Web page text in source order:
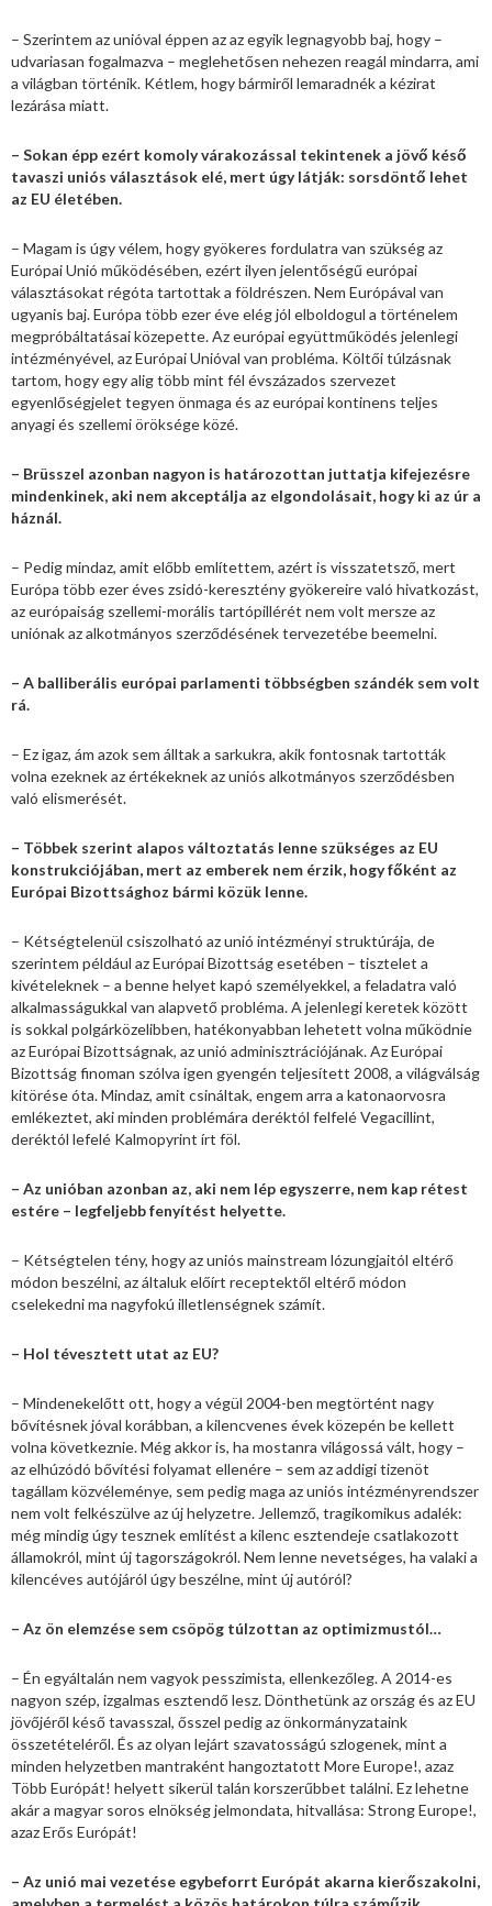
– Szerintem az unióval éppen az az egyik legnagyobb baj, hogy –
udvariasan fogalmazva – meglehetősen nehezen reagál mindarra, ami
a világban történik. Kétlem, hogy bármiről lemaradnék a kézirat
lezárása miatt.
– Sokan épp ezért komoly várakozással tekintenek a jövő késő
tavaszi uniós választások elé, mert úgy látják: sorsdöntő lehet
az EU életében.
– Magam is úgy vélem, hogy gyökeres fordulatra van szükség az
Európai Unió működésében, ezért ilyen jelentőségű európai
választásokat régóta tartottak a földrészen. Nem Európával van
ugyanis baj. Európa több ezer éve elég jól elboldogul a történelem
megpróbáltatásai közepette. Az európai együttműködés jelenlegi
intézményével, az Európai Unióval van probléma. Költői túlzásnak
tartom, hogy egy alig több mint fél évszázados szervezet
egyenlőségjelet tegyen önmaga és az európai kontinens teljes
anyagi és szellemi öröksége közé.
– Brüsszel azonban nagyon is határozottan juttatja kifejezésre
mindenkinek, aki nem akceptálja az elgondolásait, hogy ki az úr a
háznál.
– Pedig mindaz, amit előbb említettem, azért is visszatetsző, mert
Európa több ezer éves zsidó-keresztény gyökereire való hivatkozást,
az európaiság szellemi-morális tartópillérét nem volt mersze az
uniónak az alkotmányos szerződésének tervezetébe beemelni.
– A balliberális európai parlamenti többségben szándék sem volt
rá.
– Ez igaz, ám azok sem álltak a sarkukra, akik fontosnak tartották
volna ezeknek az értékeknek az uniós alkotmányos szerződésben
való elismerését.
– Többek szerint alapos változtatás lenne szükséges az EU
konstrukciójában, mert az emberek nem érzik, hogy főként az
Európai Bizottsághoz bármi közük lenne.
– Kétségtelenül csiszolható az unió intézményi struktúrája, de
szerintem például az Európai Bizottság esetében – tisztelet a
kivételeknek – a benne helyet kapó személyekkel, a feladatra való
alkalmasságukkal van alapvető probléma. A jelenlegi keretek között
is sokkal polgárközelibben, hatékonyabban lehetett volna működnie
az Európai Bizottságnak, az unió adminisztrációjának. Az Európai
Bizottság finoman szólva igen gyengén teljesített 2008, a világválság
kitörése óta. Mindaz, amit csináltak, engem arra a katonaorvosra
emlékeztet, aki minden problémára deréktól felfelé Vegacillint,
deréktól lefelé Kalmopyrint írt föl.
– Az unióban azonban az, aki nem lép egyszerre, nem kap rétest
estére – legfeljebb fenyítést helyette.
– Kétségtelen tény, hogy az uniós mainstream lózungjaitól eltérő
módon beszélni, az általuk előírt receptektől eltérő módon
cselekedni ma nagyfokú illetlenségnek számít.
– Hol tévesztett utat az EU?
– Mindenekelőtt ott, hogy a végül 2004-ben megtörtént nagy
bővítésnek jóval korábban, a kilencvenes évek közepén be kellett
volna következnie. Még akkor is, ha mostanra világossá vált, hogy –
az elhúzódó bővítési folyamat ellenére – sem az addigi tizenöt
tagállam közvéleménye, sem pedig maga az uniós intézményrendszer
nem volt felkészülve az új helyzetre. Jellemző, tragikomikus adalék:
még mindig úgy tesznek említést a kilenc esztendeje csatlakozott
államokról, mint új tagországokról. Nem lenne nevetséges, ha valaki a
kilencéves autójáról úgy beszélne, mint új autóról?
– Az ön elemzése sem csöpög túlzottan az optimizmustól…
– Én egyáltalán nem vagyok pesszimista, ellenkezőleg. A 2014-es
nagyon szép, izgalmas esztendő lesz. Dönthetünk az ország és az EU
jövőjéről késő tavasszal, ősszel pedig az önkormányzataink
összetételéről. És az olyan lejárt szavatosságú szlogenek, mint a
minden helyzetben mantraként hangoztatott More Europe!, azaz
Több Európát! helyett sikerül talán korszerűbbet találni. Ez lehetne
akár a magyar soros elnökség jelmondata, hitvallása: Strong Europe!,
azaz Erős Európát!
– Az unió mai vezetése egybeforrt Európát akarna kierőszakolni,